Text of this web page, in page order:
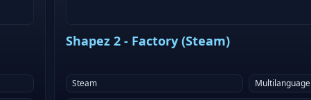
Shapez 2 - Factory (Steam)
Steam
Multilanguage